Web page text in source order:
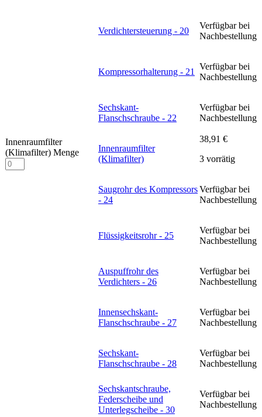
Verdichtersteuerung - 20
Verfügbar bei
Nachbestellung
Kompressorhalterung - 21
Verfügbar bei
Nachbestellung
Sechskant-
Flanschschraube - 22
Verfügbar bei
Nachbestellung
Innenraumfilter
(Klimafilter) Menge
Innenraumfilter
(Klimafilter)
38,91 €
3 vorrätig
Saugrohr des Kompressors
- 24
Verfügbar bei
Nachbestellung
Flüssigkeitsrohr - 25
Verfügbar bei
Nachbestellung
Auspuffrohr des
Verdichters - 26
Verfügbar bei
Nachbestellung
Innensechskant-
Flanschschraube - 27
Verfügbar bei
Nachbestellung
Sechskant-
Flanschschraube - 28
Verfügbar bei
Nachbestellung
Sechskantschraube,
Federscheibe und
Unterlegscheibe - 30
Verfügbar bei
Nachbestellung